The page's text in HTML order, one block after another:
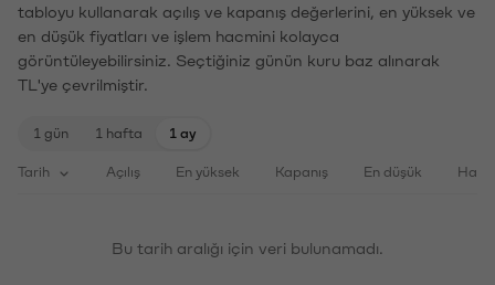
tabloyu kullanarak açılış ve kapanış değerlerini, en yüksek ve
en düşük fiyatları ve işlem hacmini kolayca
görüntüleyebilirsiniz. Seçtiğiniz günün kuru baz alınarak
TL'ye çevrilmiştir.
1 gün 1 hafta 1 ay
Tarih Açılış En yüksek Kapanış En düşük
Bu tarih aralığı için veri bulunamadı.